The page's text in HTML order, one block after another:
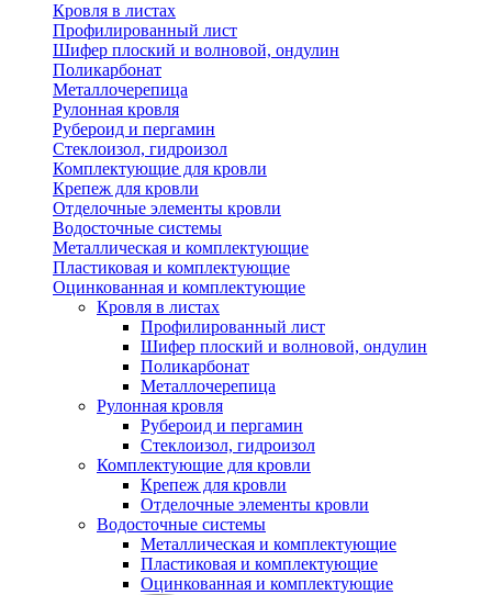
Кровля в листах
Профилированный лист
Шифер плоский и волновой, ондулин
Поликарбонат
Металлочерепица
Рулонная кровля
Рубероид и пергамин
Стеклоизол, гидроизол
Комплектующие для кровли
Крепеж для кровли
Отделочные элементы кровли
Водосточные системы
Металлическая и комплектующие
Пластиковая и комплектующие
Оцинкованная и комплектующие
Кровля в листах
Профилированный лист
Шифер плоский и волновой, ондулин
Поликарбонат
Металлочерепица
Рулонная кровля
Рубероид и пергамин
Стеклоизол, гидроизол
Комплектующие для кровли
Крепеж для кровли
Отделочные элементы кровли
Водосточные системы
Металлическая и комплектующие
Пластиковая и комплектующие
Оцинкованная и комплектующие